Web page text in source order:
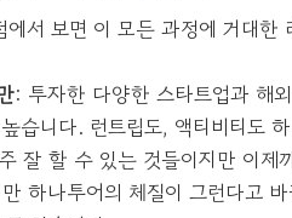
서 보면 이 모든 과정에 거대한
: 투자한 다양한 스타트업과 해
습니다. 런트립도, 액티비티도
잘 할 수 있는 것들이지만 이
하나투어의 체질이 그런다고